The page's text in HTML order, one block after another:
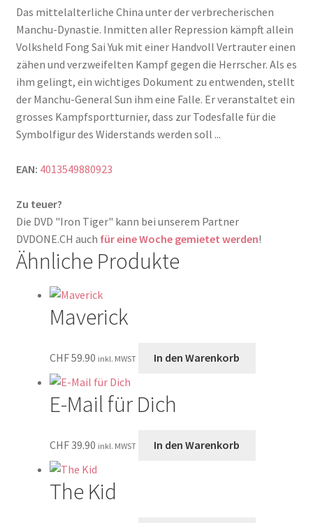
Das mittelalterliche China unter der verbrecherischen
Manchu-Dynastie. Inmitten aller Repression kämpft allein
Volksheld Fong Sai Yuk mit einer Handvoll Vertrauter einen
zähen und verzweifelten Kampf gegen die Herrscher. Als es
ihm gelingt, ein wichtiges Dokument zu entwenden, stellt
der Manchu-General Sun ihm eine Falle. Er veranstaltet ein
grosses Kampfsportturnier, dass zur Todesfalle für die
Symbolfigur des Widerstands werden soll ...
EAN: 4013549880923
Zu teuer?
Die DVD "Iron Tiger" kann bei unserem Partner
DVDONE.CH auch für eine Woche gemietet werden!
Ähnliche Produkte
Maverick
CHF59.90 inkl. MWST In den Warenkorb
E-Mail für Dich
CHF39.90 inkl. MWST In den Warenkorb
The Kid